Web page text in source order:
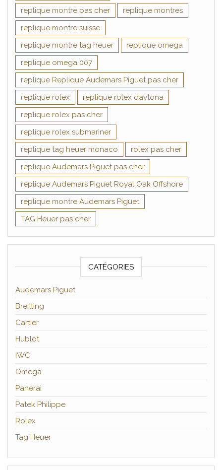
replique montre pas cher
replique montres
replique montre suisse
replique montre tag heuer
replique omega
replique omega 007
replique Replique Audemars Piguet pas cher
replique rolex
replique rolex daytona
replique rolex pas cher
replique rolex submariner
replique tag heuer monaco
rolex pas cher
réplique Audemars Piguet pas cher
réplique Audemars Piguet Royal Oak Offshore
réplique montre Audemars Piguet
TAG Heuer pas cher
CATÉGORIES
Audemars Piguet
Breitling
Cartier
Hublot
IWC
Omega
Panerai
Patek Philippe
Rolex
Tag Heuer